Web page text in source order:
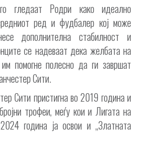
гледаат Родри како идеално
ред и фудбалер кој може
дополнителна стабилност и
се надеваат дека желбата на
помогне полесно да ги завршат
Сити.
Сити пристигна во 2019 година и
трофеи, меѓу кои и Лигата на
година ја освои и „Златната